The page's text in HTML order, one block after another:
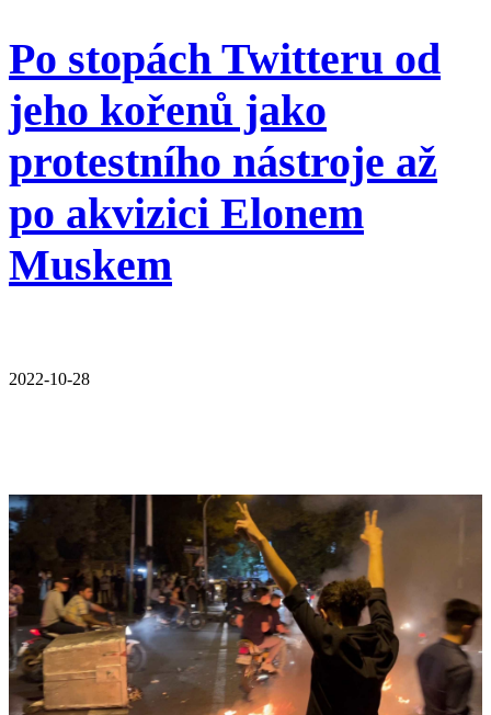
Po stopách Twitteru od
jeho kořenů jako
protestního nástroje až
po akvizici Elonem
Muskem
2022-10-28